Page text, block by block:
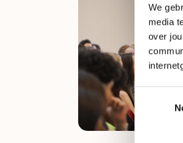
We
media
over